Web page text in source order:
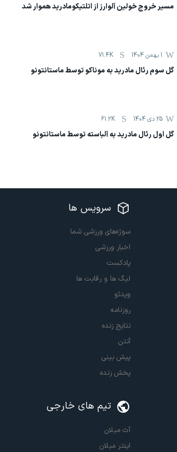
مسیر خروج خولین آلوارز از اتلتیکومادرید هموار شد
1 بهمن 1404 71.4K
گل سوم رئال مادرید به موناکو توسط ماستانتونو
25 دی 1404 61.2K
گل اول رئال مادرید به آلباسته توسط ماستانتونو
سرویس ها
سوژه‌های ورزشی شما
اخبار ورزشی
پادکست
لیگ ها و رقابت ها
ویدئو
روزنامه
نتایج زنده
آنتن
پیش بینی
پخش زنده
تیم های خارجی
آث میلان
اینتر میلان